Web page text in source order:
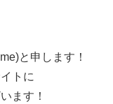
と申します！
トに
ます！